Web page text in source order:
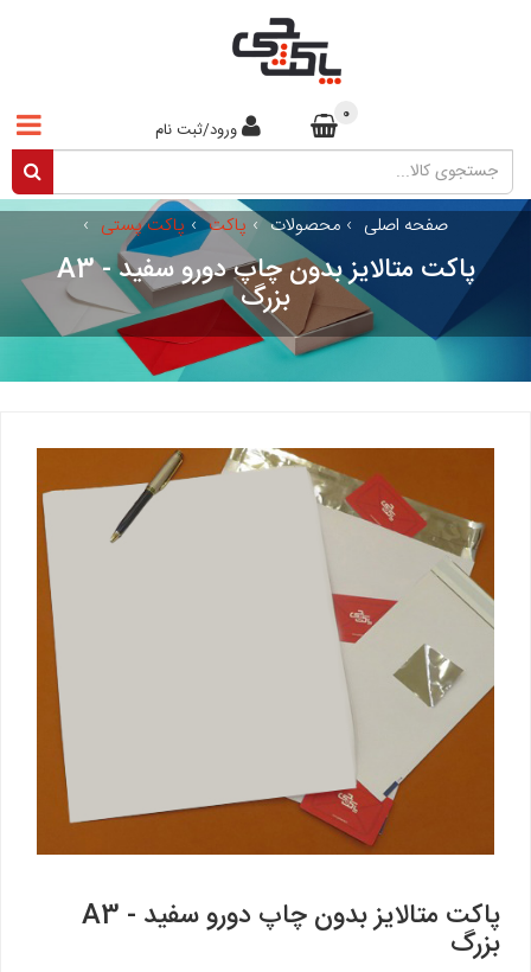
ورود/ثبت نام
0
صفحه اصلی › محصولات › پاکت › پاکت پستی ›
پاکت متالایز بدون چاپ دورو سفید - A3
بزرگ
پاکت متالایز بدون چاپ دورو سفید - A3
بزرگ